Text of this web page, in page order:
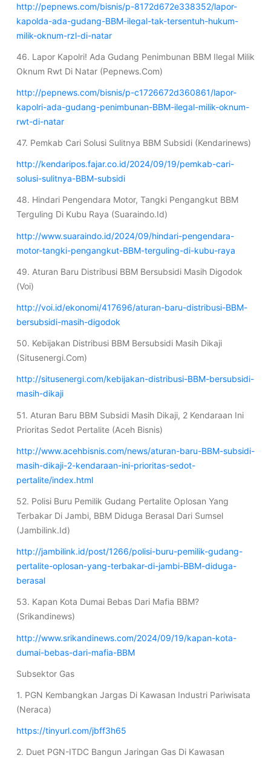
http://pepnews.com/bisnis/p-8172d672e338352/lapor-
kapolda-ada-gudang-BBM-ilegal-tak-tersentuh-hukum-
milik-oknum-rzl-di-natar
46. Lapor Kapolri! Ada Gudang Penimbunan BBM Ilegal Milik
Oknum Rwt Di Natar (Pepnews.Com)
http://pepnews.com/bisnis/p-c1726672d360861/lapor-
kapolri-ada-gudang-penimbunan-BBM-ilegal-milik-oknum-
rwt-di-natar
47. Pemkab Cari Solusi Sulitnya BBM Subsidi (Kendarinews)
http://kendaripos.fajar.co.id/2024/09/19/pemkab-cari-
solusi-sulitnya-BBM-subsidi
48. Hindari Pengendara Motor, Tangki Pengangkut BBM
Terguling Di Kubu Raya (Suaraindo.Id)
http://www.suaraindo.id/2024/09/hindari-pengendara-
motor-tangki-pengangkut-BBM-terguling-di-kubu-raya
49. Aturan Baru Distribusi BBM Bersubsidi Masih Digodok
(Voi)
http://voi.id/ekonomi/417696/aturan-baru-distribusi-BBM-
bersubsidi-masih-digodok
50. Kebijakan Distribusi BBM Bersubsidi Masih Dikaji
(Situsenergi.Com)
http://situsenergi.com/kebijakan-distribusi-BBM-bersubsidi-
masih-dikaji
51. Aturan Baru BBM Subsidi Masih Dikaji, 2 Kendaraan Ini
Prioritas Sedot Pertalite (Aceh Bisnis)
http://www.acehbisnis.com/news/aturan-baru-BBM-subsidi-
masih-dikaji-2-kendaraan-ini-prioritas-sedot-
pertalite/index.html
52. Polisi Buru Pemilik Gudang Pertalite Oplosan Yang
Terbakar Di Jambi, BBM Diduga Berasal Dari Sumsel
(Jambilink.Id)
http://jambilink.id/post/1266/polisi-buru-pemilik-gudang-
pertalite-oplosan-yang-terbakar-di-jambi-BBM-diduga-
berasal
53. Kapan Kota Dumai Bebas Dari Mafia BBM?
(Srikandinews)
http://www.srikandinews.com/2024/09/19/kapan-kota-
dumai-bebas-dari-mafia-BBM
Subsektor Gas
1. PGN Kembangkan Jargas Di Kawasan Industri Pariwisata
(Neraca)
https://tinyurl.com/jbff3h65
2. Duet PGN-ITDC Bangun Jaringan Gas Di Kawasan